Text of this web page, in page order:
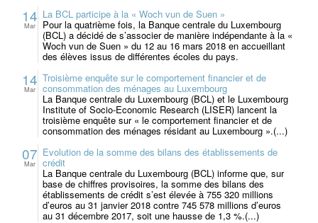
14
Mar
La BCL participe à la « Woch vun de Suen »
Pour la quatrième fois, la Banque centrale du Luxembourg
(BCL) a décidé de s’associer de manière indépendante à la «
Woch vun de Suen » du 12 au 16 mars 2018 en accueillant
des élèves issus de différentes écoles du pays.
14
Mar
Troisième enquête sur le comportement financier et de
consommation des ménages au Luxembourg
La Banque centrale du Luxembourg (BCL) et le Luxembourg
Institute of Socio-Economic Research (LISER) lancent la
troisième enquête sur « le comportement financier et de
consommation des ménages résidant au Luxembourg ».(...)
07
Mar
Evolution de la somme des bilans des établissements de
crédit
La Banque centrale du Luxembourg (BCL) informe que, sur
base de chiffres provisoires, la somme des bilans des
établissements de crédit s’est élevée à 755 320 millions
d’euros au 31 janvier 2018 contre 745 578 millions d’euros
au 31 décembre 2017, soit une hausse de 1,3 %.(...)